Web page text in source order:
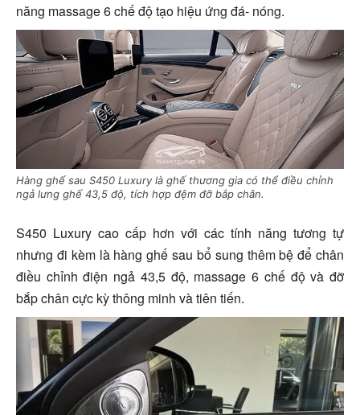
năng massage 6 chế độ tạo hiệu ứng đá- nóng.
Hàng ghế sau S450 Luxury là ghế thương gia có thể điều chỉnh
ngả lưng ghế 43,5 độ, tích hợp đệm đỡ bắp chân.
S450 Luxury cao cấp hơn với các tính năng tương tự
nhưng đi kèm là hàng ghế sau bổ sung thêm bệ để chân
điều chỉnh điện ngả 43,5 độ, massage 6 chế độ và đỡ
bắp chân cực kỳ thông minh và tiên tiến.